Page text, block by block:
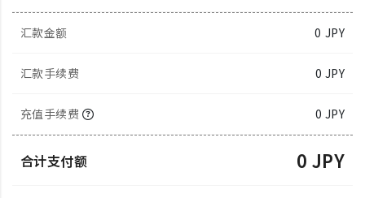
汇款金额 0 JPY
汇款手续费 0 JPY
充值手续费 0 JPY
合计支付额 0 JPY